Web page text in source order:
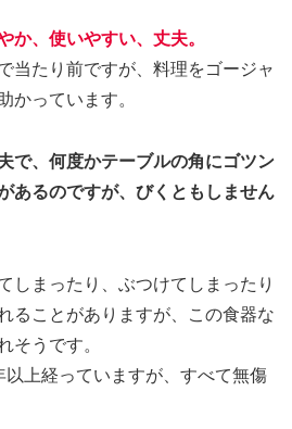
か、使いやすい、丈夫。
当たり前ですが、料理をゴージャ
かっています。
で、何度かテーブルの角にゴツン
あるのですが、びくともしません
しまったり、ぶつけてしまったり
ることがありますが、この食器な
そうです。
以上経っていますが、すべて無傷